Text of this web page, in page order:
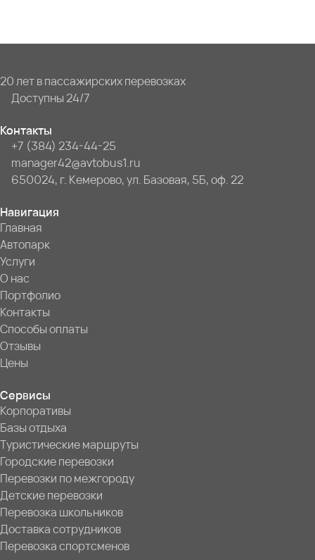
20 лет в пассажирских перевозках
Доступны 24/7
Контакты
+7 (384) 234-44-25
manager42@avtobus1.ru
650024, г. Кемерово, ул. Базовая, 5Б, оф. 22
Навигация
Главная
Автопарк
Услуги
О нас
Портфолио
Контакты
Способы оплаты
Отзывы
Цены
Сервисы
Корпоративы
Базы отдыха
Туристические маршруты
Городские перевозки
Перевозки по межгороду
Детские перевозки
Перевозка школьников
Доставка сотрудников
Перевозка спортсменов